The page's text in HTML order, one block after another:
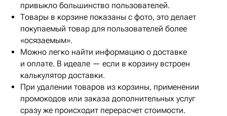
привыкло большинство пользователей.
Товары в корзине показаны с фото, это делает
покупаемый товар для пользователей более
«осязаемым».
Можно легко найти информацию о доставке
и оплате. В идеале — если в корзину встроен
калькулятор доставки.
При удалении товаров из корзины, применении
промокодов или заказа дополнительных услуг
сразу же происходит перерасчет стоимости.